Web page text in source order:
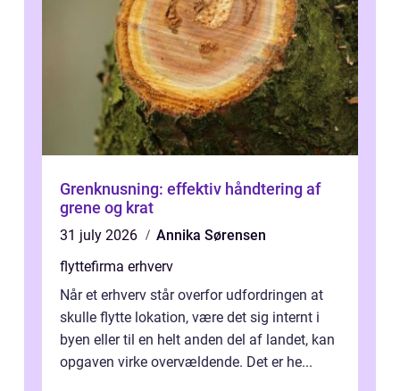
Grenknusning: effektiv håndtering af
grene og krat
31 july 2026
Annika Sørensen
flyttefirma erhverv
Når et erhverv står overfor udfordringen at
skulle flytte lokation, være det sig internt i
byen eller til en helt anden del af landet, kan
opgaven virke overvældende. Det er he...